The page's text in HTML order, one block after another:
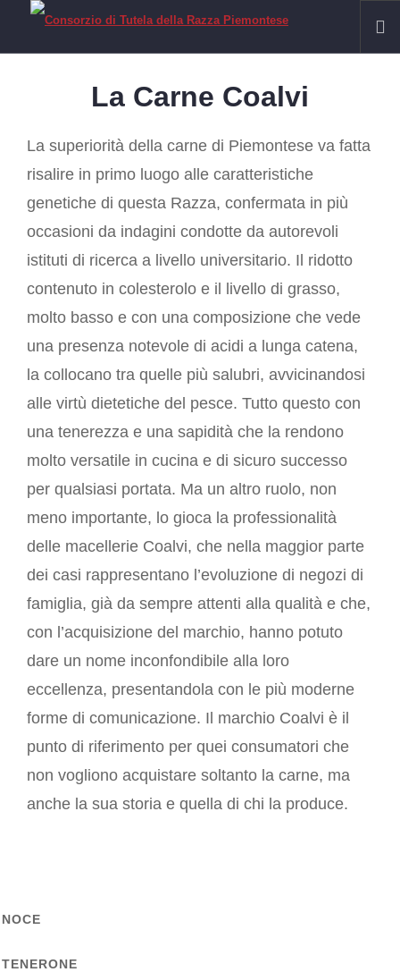
Il Fassone di Razza Piemontese
La Carne
IGP VITELLONI PIEMONTESI DELLA COSCIA
CERTIFICAZIONE
SOSTENIBILITÀ
FILIERA
Allevamenti
Laboratori
Macelli
Macellerie
Grande Distribuzione
Rivendite
Ristoranti
Vendita su prenotazione
PUNTI VENDITA
PRODOTTI
Ragù Classico
Manzo Affumicato
Girello Cotto
Bresaola
Carpaccio di Bresaola
Wurstel di Fassone
Salame di Fassone
Pasta fresca a marchio Coalvi
La Carne Coalvi
La superiorità della carne di Piemontese va fatta
risalire in primo luogo alle caratteristiche
genetiche di questa Razza, confermata in più
occasioni da indagini condotte da autorevoli
istituti di ricerca a livello universitario. Il ridotto
contenuto in colesterolo e il livello di grasso,
molto basso e con una composizione che vede
una presenza notevole di acidi a lunga catena,
la collocano tra quelle più salubri, avvicinandosi
alle virtù dietetiche del pesce. Tutto questo con
una tenerezza e una sapidità che la rendono
molto versatile in cucina e di sicuro successo
per qualsiasi portata. Ma un altro ruolo, non
meno importante, lo gioca la professionalità
delle macellerie Coalvi, che nella maggior parte
dei casi rappresentano l’evoluzione di negozi di
famiglia, già da sempre attenti alla qualità e che,
con l’acquisizione del marchio, hanno potuto
dare un nome inconfondibile alla loro
eccellenza, presentandola con le più moderne
forme di comunicazione. Il marchio Coalvi è il
punto di riferimento per quei consumatori che
non vogliono acquistare soltanto la carne, ma
anche la sua storia e quella di chi la produce.
NOCE
TENERONE